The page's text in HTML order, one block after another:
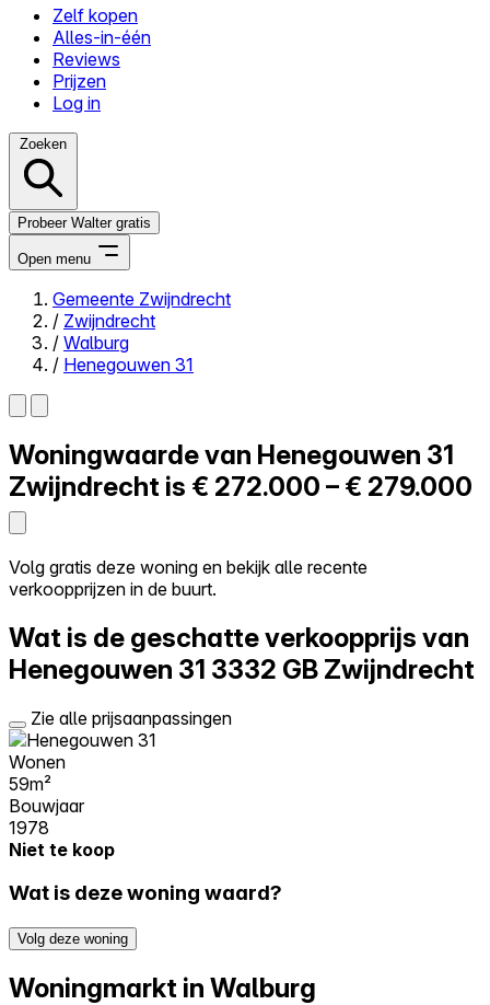
Zelf kopen
Alles-in-één
Reviews
Prijzen
Log in
Zoeken
Probeer Walter gratis
Open menu
Close menu
Zelf kopen
Alles-in-één
Reviews
Log in
Probeer Walter gratis
Gemeente Zwijndrecht
/ Zwijndrecht
/ Walburg
/ Henegouwen 31
Woningwaarde van Henegouwen 31
Zwijndrecht is € 272.000 – € 279.000
Volg gratis deze woning en bekijk alle recente
verkoopprijzen in de buurt.
Wat is de geschatte verkoopprijs van
Henegouwen 31 3332 GB Zwijndrecht
Zie alle prijsaanpassingen
Wonen
59m²
Bouwjaar
1978
Niet te koop
Wat is deze woning waard?
Volg deze woning
Woningmarkt in Walburg